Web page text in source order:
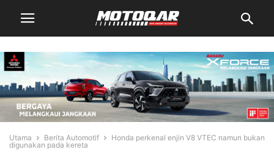
Utama Berita Automotif
Honda perkenal enjin V8 VTEC namun bukan
digunakan pada kereta